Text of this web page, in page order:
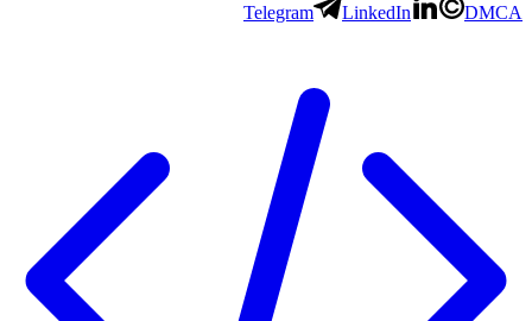
Telegram
LinkedIn DMCA